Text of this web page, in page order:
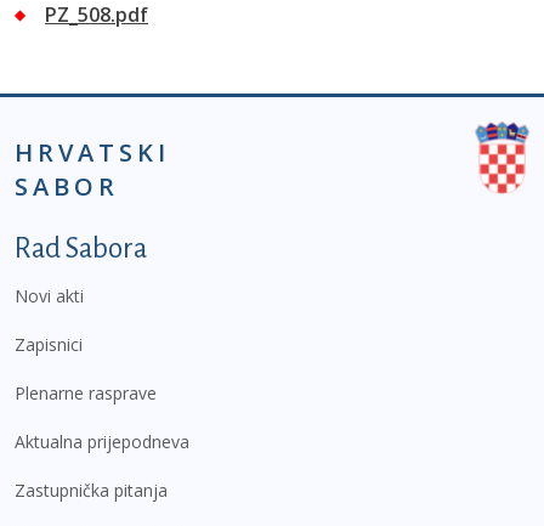
PZ_508.pdf
HRVATSKI
SABOR
Podnožje prvi izbornik
Rad Sabora
Novi akti
Zapisnici
Plenarne rasprave
Aktualna prijepodneva
Zastupnička pitanja